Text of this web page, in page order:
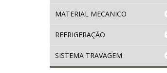
MATERIAL MECANICO
REFRIGERAÇÃO
SISTEMA TRAVAGEM